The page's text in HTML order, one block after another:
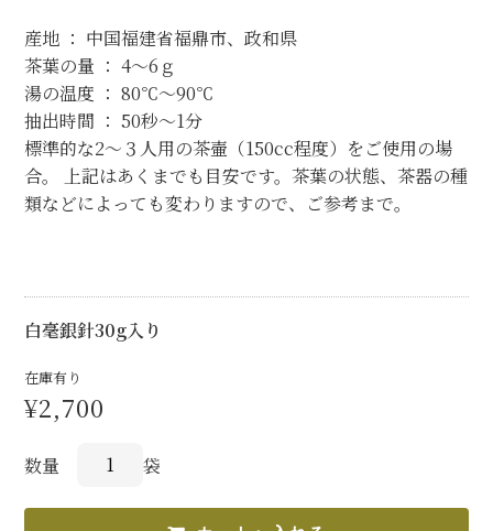
産地 ： 中国福建省福鼎市、政和県
茶葉の量 ： 4～6ｇ
湯の温度 ： 80℃～90℃
抽出時間 ： 50秒～1分
標準的な2～３人用の茶壷（150cc程度）をご使用の場
合。 上記はあくまでも目安です。茶葉の状態、茶器の種
類などによっても変わりますので、ご参考まで。
白毫銀針30g入り
在庫有り
¥2,700
数量 袋